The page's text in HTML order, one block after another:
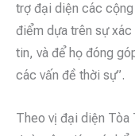
trợ đại diện các
điểm dựa trên sự
tin, và để họ đóng
các vấn đề thời sự”.
Theo vị đại diện Tòa